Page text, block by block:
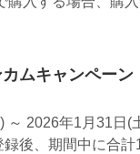
ムキャンペー
～ 2026年1月31日
後、期間中に合計